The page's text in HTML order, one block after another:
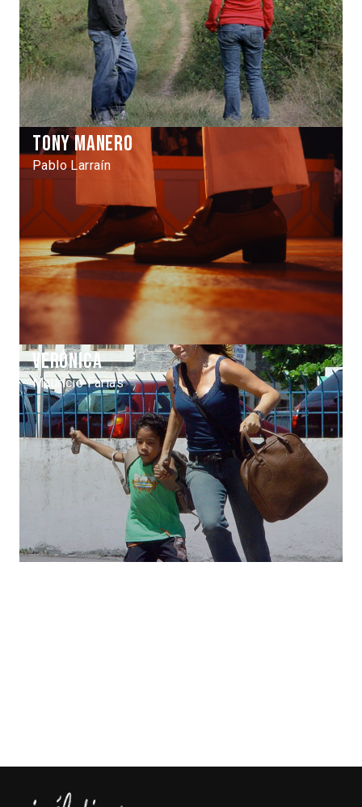
Tony Manero
Pablo Larraín
Verónica
Maurício Farias